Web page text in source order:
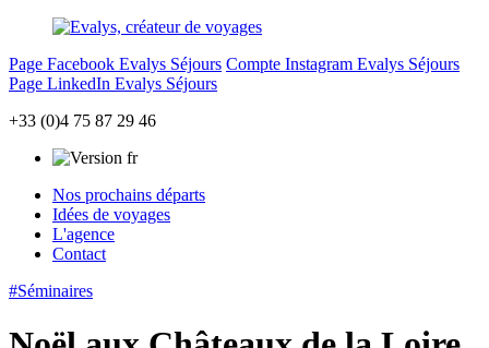
Page Facebook Evalys Séjours Compte Instagram Evalys Séjours
Page LinkedIn Evalys Séjours
+33 (0)4 75 87 29 46
Nos prochains départs
Idées de voyages
L'agence
Contact
#Séminaires